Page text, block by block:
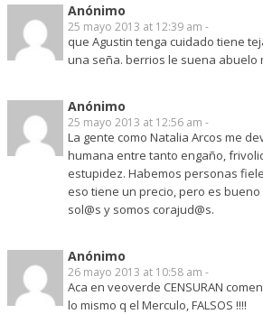
Anónimo
25 mayo 2013 at 12:39 am -
que Agustin tenga cuidado tiene
una seña. berrios le suena abuelo
Anónimo
25 mayo 2013 at 12:56 am -
La gente como Natalia Arcos me
humana entre tanto engaño,
estupidez. Habemos personas
eso tiene un precio, pero es
sol@s y somos corajud@s.
Anónimo
26 mayo 2013 at 10:58 am -
Aca en veoverde CENSURAN
lo mismo q el Merculo, FALSOS !!!!